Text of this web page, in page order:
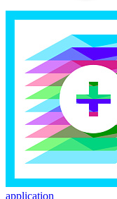
application